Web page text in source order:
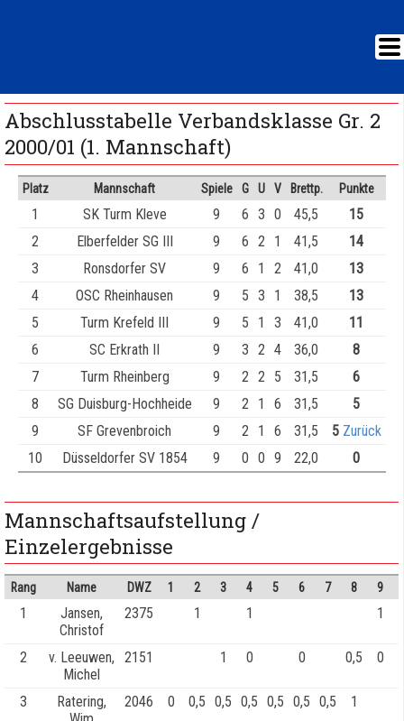
Abschlusstabelle Verbandsklasse Gr. 2
2000/01 (1. Mannschaft)
Platz Mannschaft Spiele G U V Brettp. Punkte
1 SK Turm Kleve 9 6 3 0 45,5
15
2
Elberfelder SG III 9 6 2 1 41,5
14
3
Ronsdorfer SV 9 6 1 2 41,0
13
4
OSC Rheinhausen 9 5 3 1 38,5
13
5
Turm Krefeld III 9 5 1 3 41,0
11
6
SC Erkrath II 9 3 2 4 36,0
8
7
Turm Rheinberg 9 2 2 5 31,5
6
8
SG Duisburg-Hochheide 9 2 1 6 31,5
5
9
SF Grevenbroich 9 2 1 6 31,5 5 Zurück
10
Düsseldorfer SV 1854 9 0 0 9 22,0 0
Mannschaftsaufstellung /
Einzelergebnisse
Rang Name DWZ 1 2 3 4 5 6 7 8 9
1
Jansen,
Christof
2375 1 1 1
2
v. Leeuwen,
Michel
2151 1 0 0 0,5 0
3
Ratering,
2046 0 0,5 0,5 0,5 0,5 0,5 0,5 1